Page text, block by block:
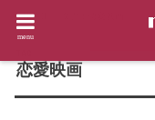
menu
HOME
恋愛映画